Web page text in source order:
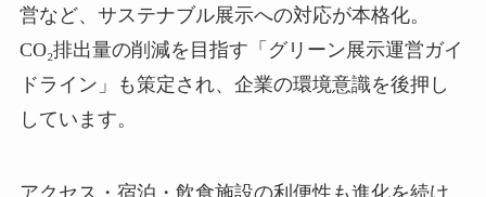
営など、サステナブル展示への対応が本格化。
CO₂排出量の削減を目指す「グリーン展示運営ガイ
ドライン」も策定され、企業の環境意識を後押し
しています。